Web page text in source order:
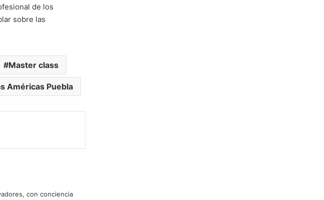
de los
sobre las
Master class
Américas Puebla
con conciencia